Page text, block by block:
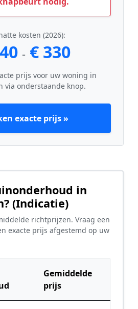
kosten (2026):
- € 330
prijs voor uw woning in
via onderstaande knop.
exacte prijs »
in
(Indicatie)
richtprijzen. Vraag een
exacte prijs afgestemd op uw
Gemiddelde
prijs